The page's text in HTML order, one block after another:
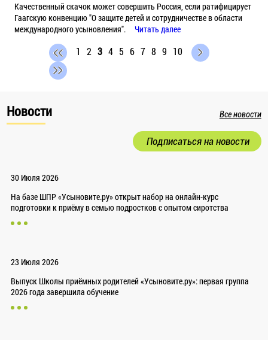
Качественный скачок может совершить Россия, если ратифицирует
Гаагскую конвенцию "О защите детей и сотрудничестве в области
международного усыновления".
Читать далее
1 2 3 4 5 6 7 8 9 10
Новости Все новости
Подписаться на новости
30 Июля 2026
На базе ШПР «Усыновите.ру» открыт набор на онлайн-курс
подготовки к приёму в семью подростков с опытом сиротства
23 Июля 2026
Выпуск Школы приёмных родителей «Усыновите.ру»: первая группа
2026 года завершила обучение